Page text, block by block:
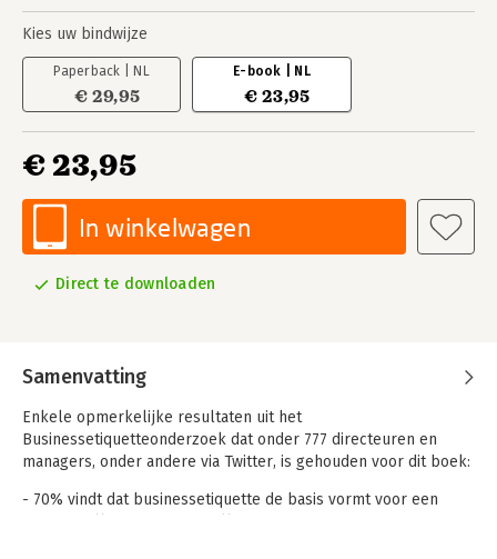
Kies uw bindwijze
Paperback | NL
€ 29,95
E-book | NL
€ 23,95
€ 23,95
In winkelwagen
Direct te downloaden
Samenvatting
Enkele opmerkelijke resultaten uit het
Businessetiquetteonderzoek dat onder 777 directeuren en
managers, onder andere via Twitter, is gehouden voor dit boek:
- 70% vindt dat businessetiquette de basis vormt voor een